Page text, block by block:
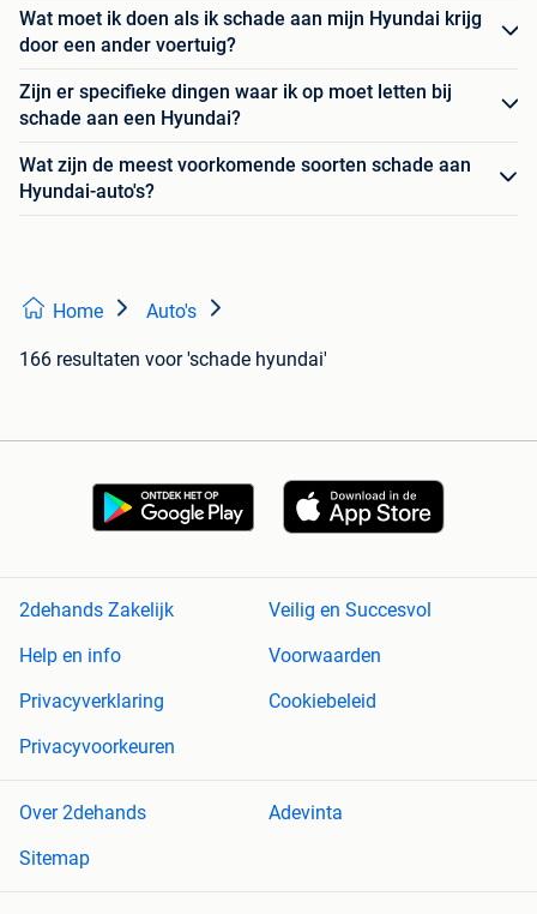
Wat moet ik doen als ik schade aan mijn Hyundai krijg
door een ander voertuig?
Zijn er specifieke dingen waar ik op moet letten bij
schade aan een Hyundai?
Wat zijn de meest voorkomende soorten schade aan
Hyundai-auto's?
Home Auto's
166 resultaten voor 'schade hyundai'
2dehands Zakelijk
Veilig en Succesvol
Help en info
Voorwaarden
Privacyverklaring
Cookiebeleid
Privacyvoorkeuren
Over 2dehands
Adevinta
Sitemap